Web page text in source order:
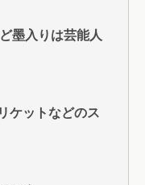
墨入りは芸能人
ケットなどのス